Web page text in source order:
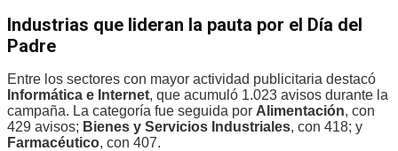
Industrias que lideran la pauta por el Día del
Padre
Entre los sectores con mayor actividad publicitaria destacó
Informática e Internet, que acumuló 1.023 avisos durante la
campaña. La categoría fue seguida por Alimentación, con
429 avisos; Bienes y Servicios Industriales, con 418; y
Farmacéutico, con 407.